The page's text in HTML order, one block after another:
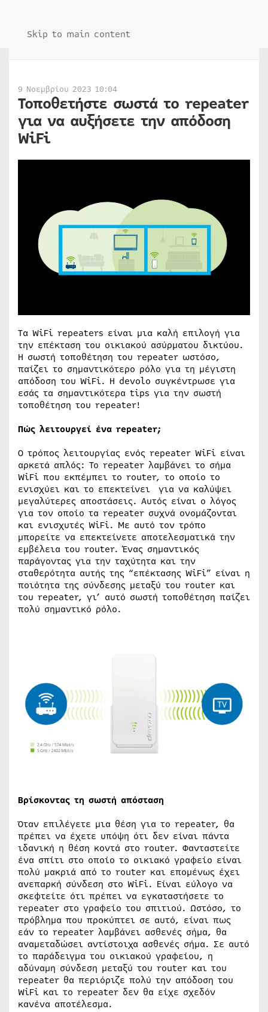
Skip to main content
9 Νοεμβρίου 2023 10:04
Τοποθετήστε σωστά το repeater
για να αυξήσετε την απόδοση
WiFi
Τα WiFi repeaters είναι μια καλή επιλογή για
την επέκταση του οικιακού ασύρματου δικτύου.
H σωστή τοποθέτηση του repeater ωστόσο,
παίζει το σημαντικότερο ρόλο για τη μέγιστη
απόδοση του WiFi. H devolo συγκέντρωσε για
εσάς τα σημαντικότερα tips για την σωστή
τοποθέτηση του repeater!
Πώς λειτουργεί ένα repeater;
Ο τρόπος λειτουργίας ενός repeater WiFi είναι
αρκετά απλός: Το repeater λαμβάνει το σήμα
WiFi που εκπέμπει το router, το οποίο το
ενισχύει και το επεκτείνει για να καλύψει
μεγαλύτερες αποστάσεις. Αυτός είναι ο λόγος
για τον οποίο τα repeater συχνά ονομάζονται
και ενισχυτές WiFi. Με αυτό τον τρόπο
μπορείτε να επεκτείνετε αποτελεσματικά την
εμβέλεια του router. Ένας σημαντικός
παράγοντας για την ταχύτητα και την
σταθερότητα αυτής της “επέκτασης WiFi” είναι η
ποιότητα της σύνδεσης μεταξύ του router και
του repeater, γι’ αυτό σωστή τοποθέτηση παίζει
πολύ σημαντικό ρόλο.
Βρίσκοντας τη σωστή απόσταση
Όταν επιλέγετε μια θέση για το repeater, θα
πρέπει να έχετε υπόψη ότι δεν είναι πάντα
ιδανική η θέση κοντά στο router. Φανταστείτε
ένα σπίτι στο οποίο το οικιακό γραφείο είναι
πολύ μακριά από το router και επομένως έχει
ανεπαρκή σύνδεση στο WiFi. Είναι εύλογο να
σκεφτείτε ότι πρέπει να εγκαταστήσετε το
repeater στο γραφείο του σπιτιού. Ωστόσο, το
πρόβλημα που προκύπτει σε αυτό, είναι πως
εάν το repeater λαμβάνει ασθενές σήμα, θα
αναμεταδώσει αντίστοιχα ασθενές σήμα. Σε αυτό
το παράδειγμα του οικιακού γραφείου, η
αδύναμη σύνδεση μεταξύ του router και του
repeater θα περιόριζε πολύ την απόδοση του
WiFi και το repeater δεν θα είχε σχεδόν
κανένα αποτέλεσμα.